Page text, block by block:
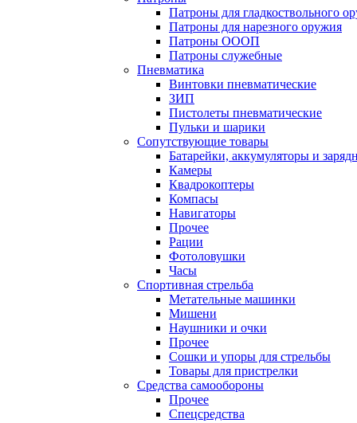
Патроны для гладкоствольного
Патроны для нарезного оружия
Патроны ОООП
Патроны служебные
Пневматика
Винтовки пневматические
ЗИП
Пистолеты пневматические
Пульки и шарики
Сопутствующие товары
Батарейки, аккумуляторы и
Камеры
Квадрокоптеры
Компасы
Навигаторы
Прочее
Рации
Фотоловушки
Часы
Спортивная стрельба
Метательные машинки
Мишени
Наушники и очки
Прочее
Сошки и упоры для стрельбы
Товары для пристрелки
Средства самообороны
Прочее
Спецсредства